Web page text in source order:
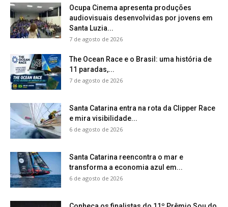
Ocupa Cinema apresenta produções
audiovisuais desenvolvidas por jovens em
Santa Luzia...
7 de agosto de 2026
The Ocean Race e o Brasil: uma história de
11 paradas,...
7 de agosto de 2026
Santa Catarina entra na rota da Clipper Race
e mira visibilidade...
6 de agosto de 2026
Santa Catarina reencontra o mar e
transforma a economia azul em...
6 de agosto de 2026